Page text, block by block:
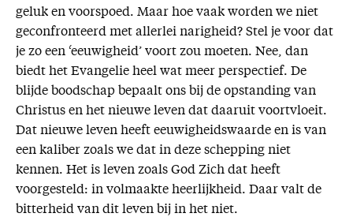
geluk en voorspoed. Maar hoe vaak worden we niet
geconfronteerd met allerlei narigheid? Stel je voor dat
je zo een ‘eeuwigheid’ voort zou moeten. Nee, dan
biedt het Evangelie heel wat meer perspectief. De
blijde boodschap bepaalt ons bij de opstanding van
Christus en het nieuwe leven dat daaruit voortvloeit.
Dat nieuwe leven heeft eeuwigheidswaarde en is van
een kaliber zoals we dat in deze schepping niet
kennen. Het is leven zoals God Zich dat heeft
voorgesteld: in volmaakte heerlijkheid. Daar valt de
bitterheid van dit leven bij in het niet.